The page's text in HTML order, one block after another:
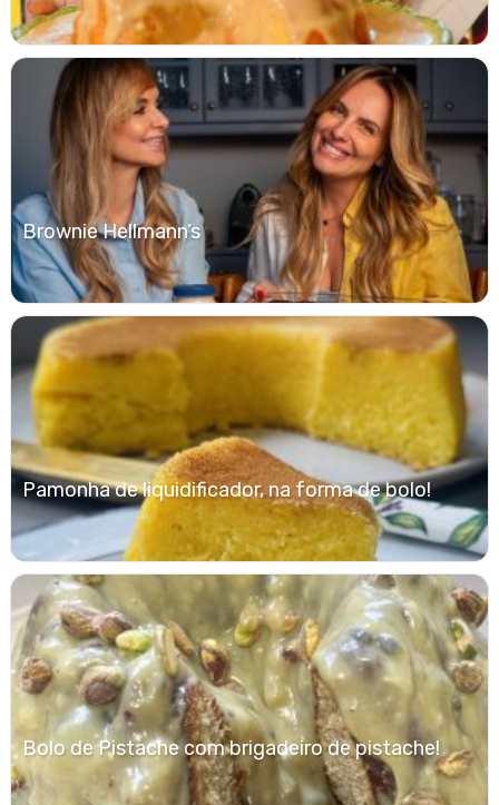
Brownie Hellmann’s
Pamonha de liquidificador, na forma de bolo!
Bolo de Pistache com brigadeiro de pistache!